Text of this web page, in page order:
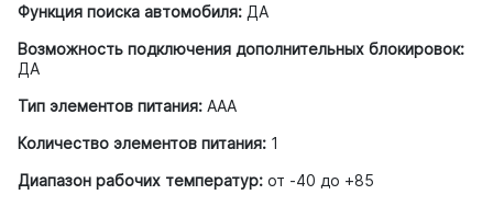
Функция поиска автомобиля: ДА
Возможность подключения дополнительных блокировок:
ДА
Тип элементов питания: AAA
Количество элементов питания: 1
Диапазон рабочих температур: от -40 до +85